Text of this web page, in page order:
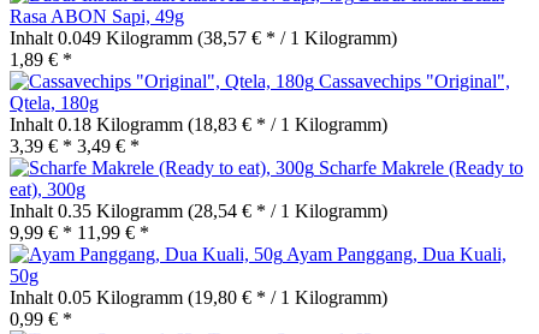
Rasa ABON Sapi, 49g
Inhalt 0.049 Kilogramm (38,57 € * / 1 Kilogramm)
1,89 € *
Cassavechips "Original",
Qtela, 180g
Inhalt 0.18 Kilogramm (18,83 € * / 1 Kilogramm)
3,39 € * 3,49 € *
Scharfe Makrele (Ready to
eat), 300g
Inhalt 0.35 Kilogramm (28,54 € * / 1 Kilogramm)
9,99 € * 11,99 € *
Ayam Panggang, Dua Kuali,
50g
Inhalt 0.05 Kilogramm (19,80 € * / 1 Kilogramm)
0,99 € *